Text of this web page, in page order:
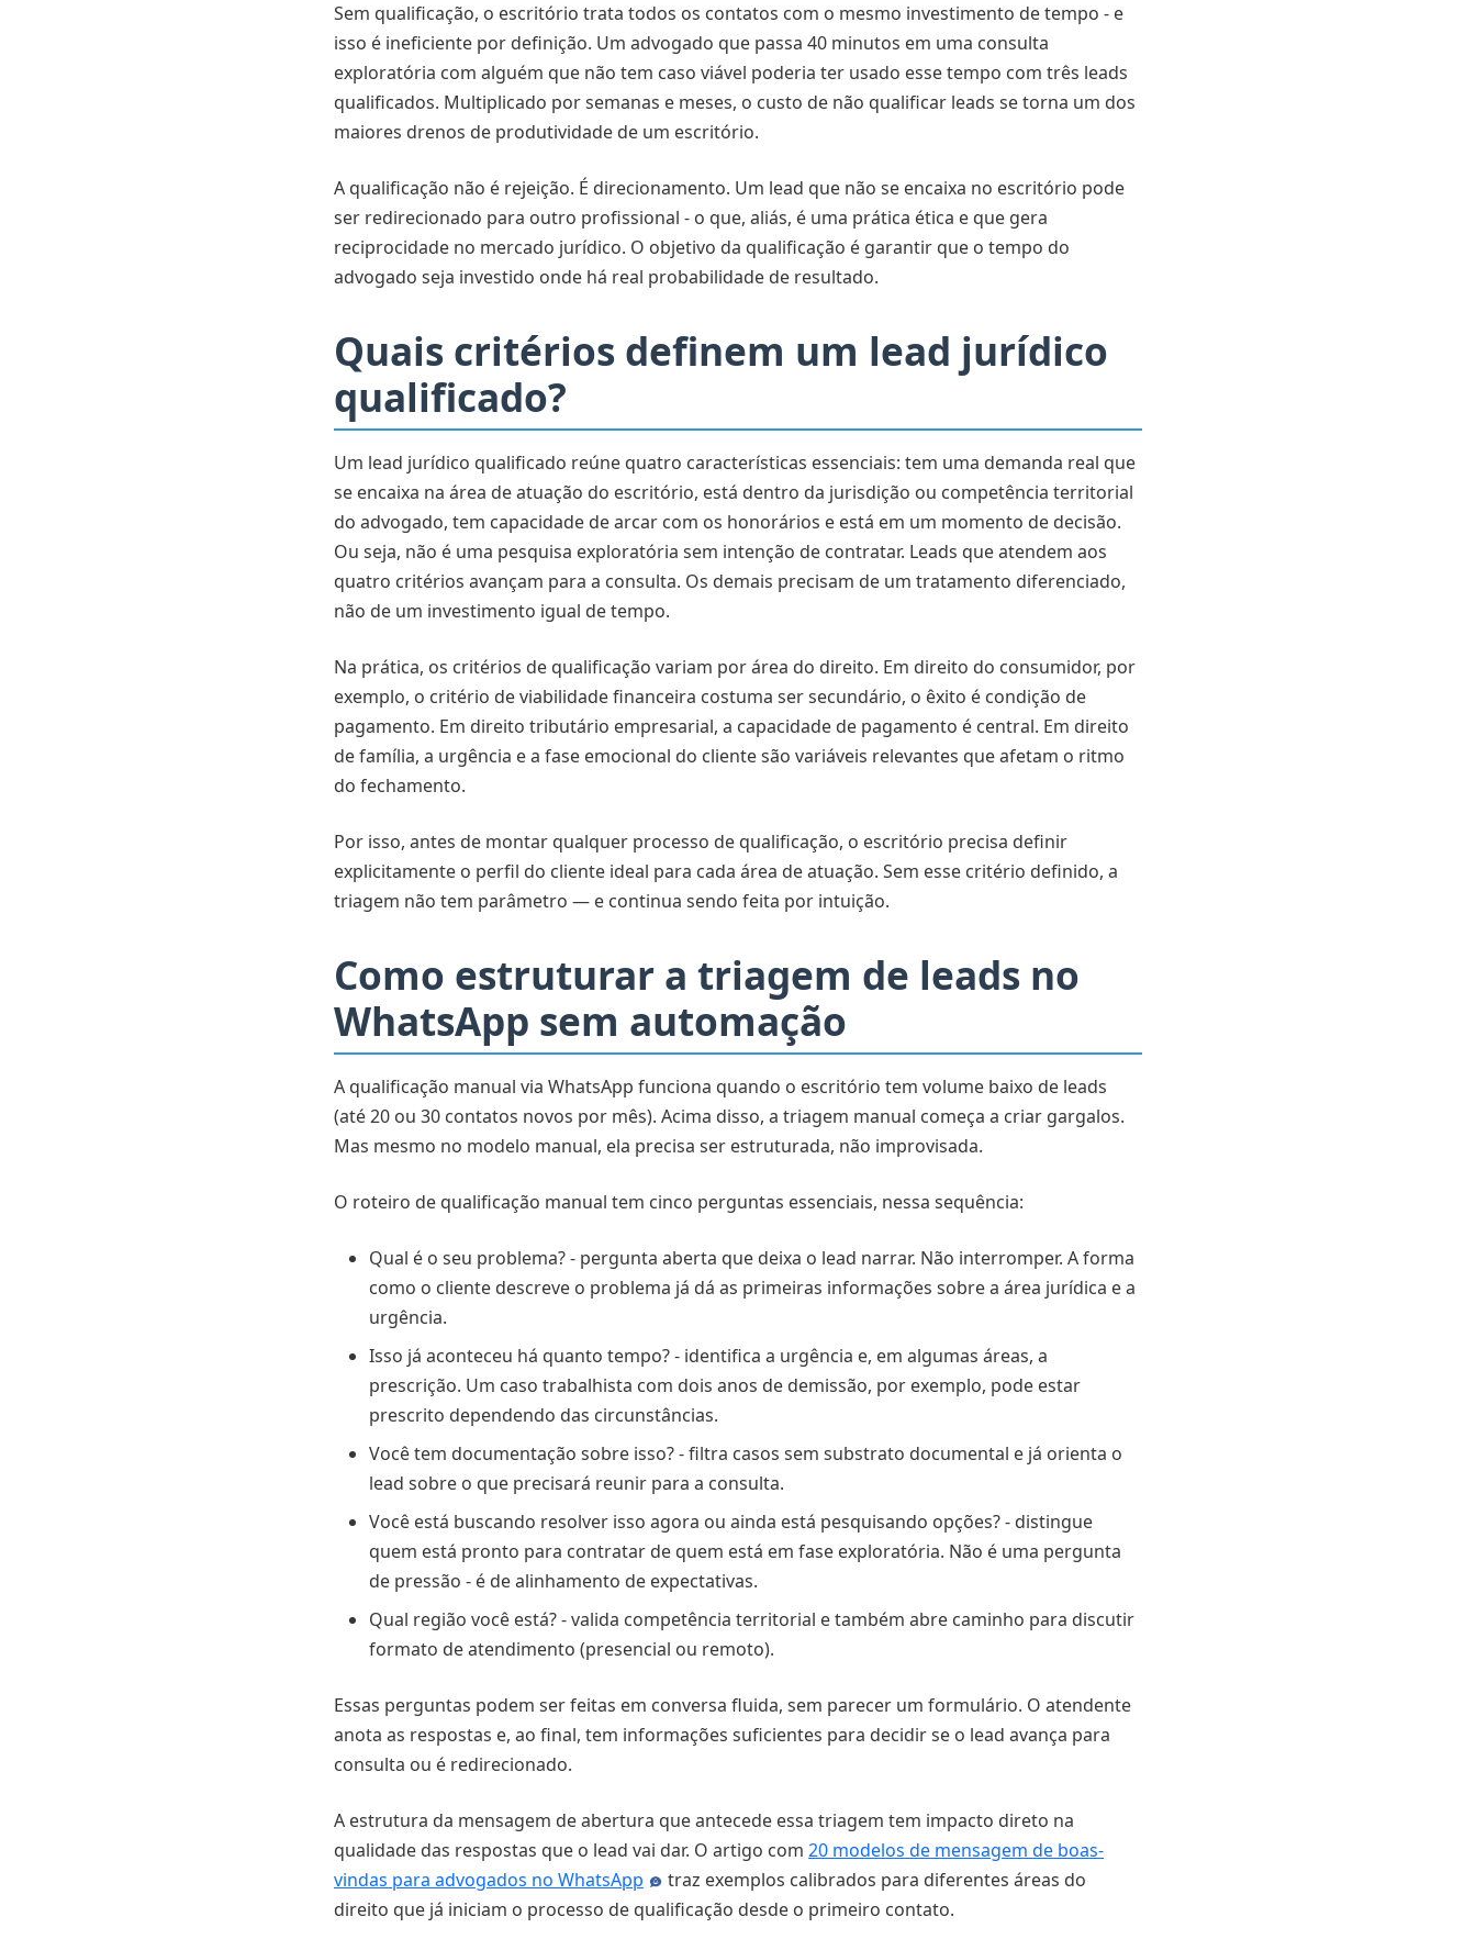
Sem qualificação, o escritório trata todos os contatos com o mesmo investimento de tempo - e
isso é ineficiente por definição. Um advogado que passa 40 minutos em uma consulta
exploratória com alguém que não tem caso viável poderia ter usado esse tempo com três leads
qualificados. Multiplicado por semanas e meses, o custo de não qualificar leads se torna um dos
maiores drenos de produtividade de um escritório.
A qualificação não é rejeição. É direcionamento. Um lead que não se encaixa no escritório pode
ser redirecionado para outro profissional - o que, aliás, é uma prática ética e que gera
reciprocidade no mercado jurídico. O objetivo da qualificação é garantir que o tempo do
advogado seja investido onde há real probabilidade de resultado.
Quais critérios definem um lead jurídico
qualificado?
Um lead jurídico qualificado reúne quatro características essenciais: tem uma demanda real que
se encaixa na área de atuação do escritório, está dentro da jurisdição ou competência territorial
do advogado, tem capacidade de arcar com os honorários e está em um momento de decisão.
Ou seja, não é uma pesquisa exploratória sem intenção de contratar. Leads que atendem aos
quatro critérios avançam para a consulta. Os demais precisam de um tratamento diferenciado,
não de um investimento igual de tempo.
Na prática, os critérios de qualificação variam por área do direito. Em direito do consumidor, por
exemplo, o critério de viabilidade financeira costuma ser secundário, o êxito é condição de
pagamento. Em direito tributário empresarial, a capacidade de pagamento é central. Em direito
de família, a urgência e a fase emocional do cliente são variáveis relevantes que afetam o ritmo
do fechamento.
Por isso, antes de montar qualquer processo de qualificação, o escritório precisa definir
explicitamente o perfil do cliente ideal para cada área de atuação. Sem esse critério definido, a
triagem não tem parâmetro — e continua sendo feita por intuição.
Como estruturar a triagem de leads no
WhatsApp sem automação
A qualificação manual via WhatsApp funciona quando o escritório tem volume baixo de leads
(até 20 ou 30 contatos novos por mês). Acima disso, a triagem manual começa a criar gargalos.
Mas mesmo no modelo manual, ela precisa ser estruturada, não improvisada.
O roteiro de qualificação manual tem cinco perguntas essenciais, nessa sequência:
Qual é o seu problema? - pergunta aberta que deixa o lead narrar. Não interromper. A forma
como o cliente descreve o problema já dá as primeiras informações sobre a área jurídica e a
urgência.
Isso já aconteceu há quanto tempo? - identifica a urgência e, em algumas áreas, a
prescrição. Um caso trabalhista com dois anos de demissão, por exemplo, pode estar
prescrito dependendo das circunstâncias.
Você tem documentação sobre isso? - filtra casos sem substrato documental e já orienta o
lead sobre o que precisará reunir para a consulta.
Você está buscando resolver isso agora ou ainda está pesquisando opções? - distingue
quem está pronto para contratar de quem está em fase exploratória. Não é uma pergunta
de pressão - é de alinhamento de expectativas.
Qual região você está? - valida competência territorial e também abre caminho para discutir
formato de atendimento (presencial ou remoto).
Essas perguntas podem ser feitas em conversa fluida, sem parecer um formulário. O atendente
anota as respostas e, ao final, tem informações suficientes para decidir se o lead avança para
consulta ou é redirecionado.
A estrutura da mensagem de abertura que antecede essa triagem tem impacto direto na
qualidade das respostas que o lead vai dar. O artigo com 20 modelos de mensagem de boas-
vindas para advogados no WhatsApp
traz exemplos calibrados para diferentes áreas do
direito que já iniciam o processo de qualificação desde o primeiro contato.